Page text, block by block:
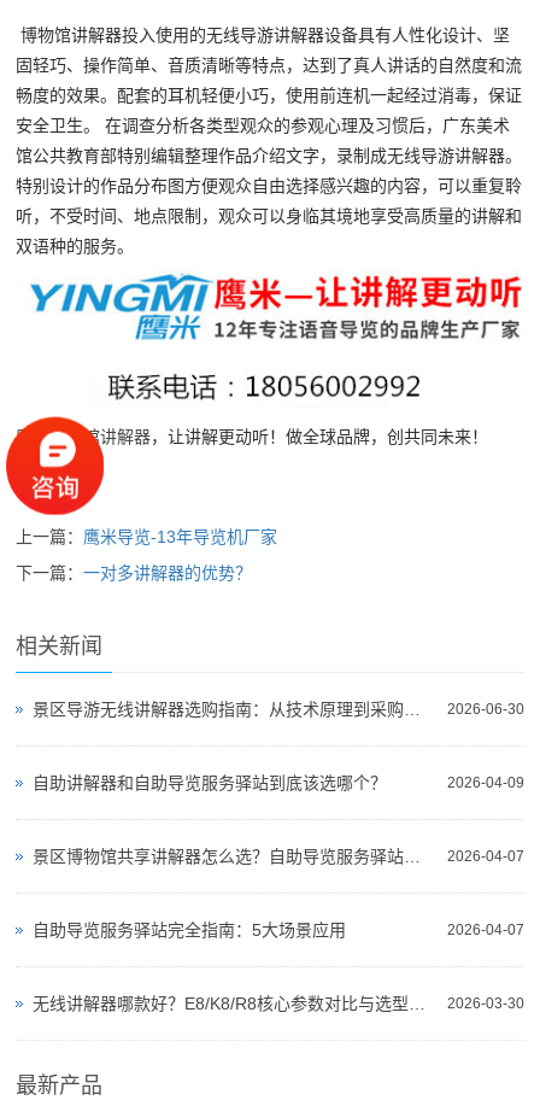
博物馆讲解器投入使用的无线导游讲解器设备具有人性化设计、坚
固轻巧、操作简单、音质清晰等特点，达到了真人讲话的自然度和流
畅度的效果。配套的耳机轻便小巧，使用前连机一起经过消毒，保证
安全卫生。 在调查分析各类型观众的参观心理及习惯后，广东美术
馆公共教育部特别编辑整理作品介绍文字，录制成无线导游讲解器。
特别设计的作品分布图方便观众自由选择感兴趣的内容，可以重复聆
听，不受时间、地点限制，观众可以身临其境地享受高质量的讲解和
双语种的服务。
鹰米博物馆讲解器，让讲解更动听！做全球品牌，创共同未来！
上一篇： 鹰米导览-13年导览机厂家
下一篇：一对多讲解器的优势？
相关新闻
2026-06-30
2026-04-09
自助讲解器和自助导览服务驿站到底该选哪个？
2026-04-07
2026-04-07
自助导览服务驿站完全指南：5大场景应用
2026-03-30
最新产品